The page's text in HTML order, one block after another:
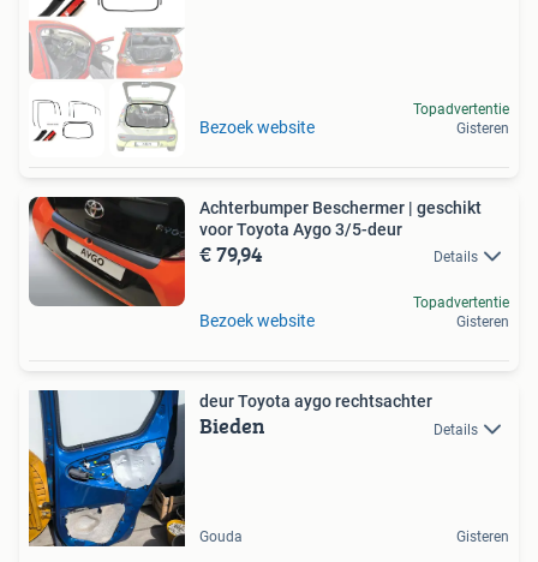
Bezoek website
Topadvertentie
Gisteren
Achterbumper Beschermer | geschikt
voor Toyota Aygo 3/5-deur
€ 79,94 Details
Bezoek website
Topadvertentie
Gisteren
deur Toyota aygo rechtsachter
Bieden Details
Gouda Gisteren